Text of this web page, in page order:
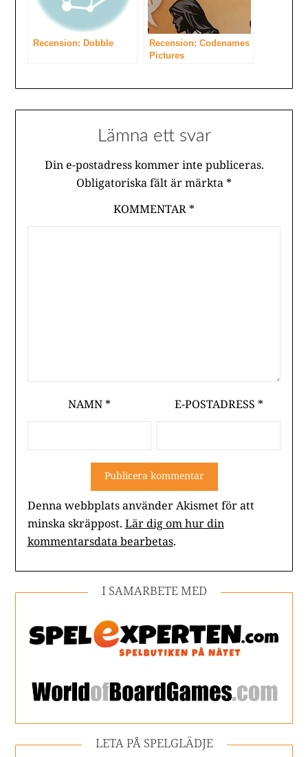
Recension: Dobble
Recension: Codenames
Pictures
Lämna ett svar
Din e-postadress kommer inte publiceras.
Obligatoriska fält är märkta*
KOMMENTAR*
NAMN* E-POSTADRESS *
Denna webbplats använder Akismet för att
minska skräppost.Lär dig om hur din
kommentarsdata bearbetas.
I SAMARBETE MED
LETA PÅ SPELGLÄDJE